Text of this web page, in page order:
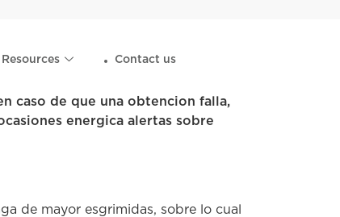
Resources Contact us
caso de que una obtencion falla,
energica alertas sobre
de mayor esgrimidas, sobre lo cual